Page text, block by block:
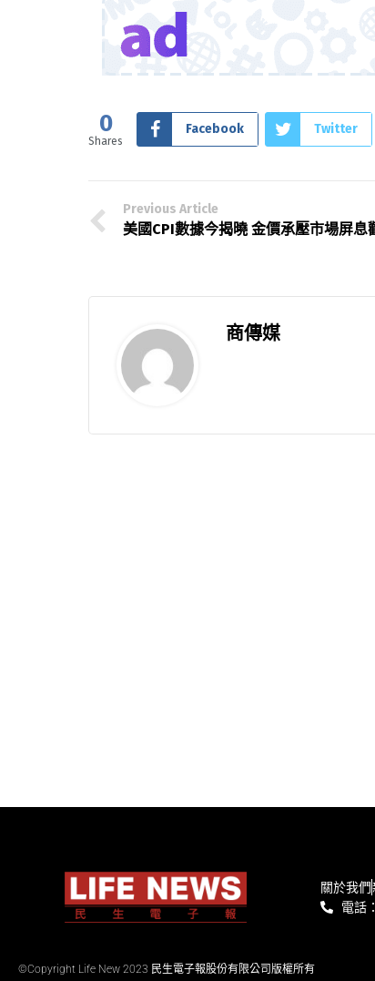
0
Shares
Facebook Twitter
Previous Article
美國CPI數據今揭曉 金價承壓市場屏息
商傳媒
關於我們
電話
©Copyright Life New 2023 民生電子報股份有限公司版權所有